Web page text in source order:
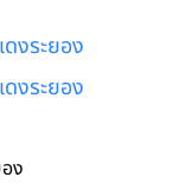
งระยอง
งระยอง
ง